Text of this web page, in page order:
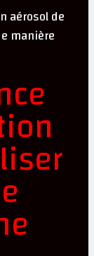
aérosol de
manière